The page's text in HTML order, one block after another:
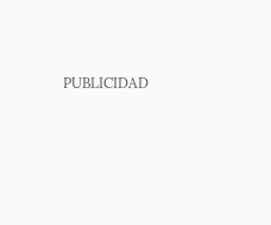
PUBLICIDAD